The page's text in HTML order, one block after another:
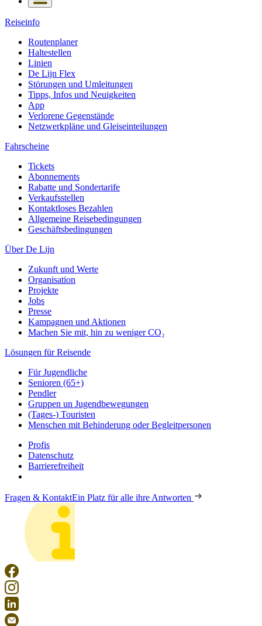
Reiseinfo
Routenplaner
Haltestellen
Linien
De Lijn Flex
Störungen und Umleitungen
Tipps, Infos und Neuigkeiten
App
Verlorene Gegenstände
Netzwerkpläne und Gleiseinteilungen
Fahrscheine
Tickets
Abonnements
Rabatte und Sondertarife
Verkaufsstellen
Kontaktloses Bezahlen
Allgemeine Reisebedingungen
Geschäftsbedingungen
Über De Lijn
Zukunft und Werte
Organisation
Projekte
Jobs
Presse
Kampagnen und Aktionen
Machen Sie mit, hin zu weniger CO₂
Lösungen für Reisende
Für Jugendliche
Senioren (65+)
Pendler
Gruppen un Jugendbewegungen
(Tages-) Touristen
Menschen mit Behinderung oder Begleitpersonen
Profis
Datenschutz
Barrierefreiheit
Fragen & KontaktEin Platz für alle ihre Antworten